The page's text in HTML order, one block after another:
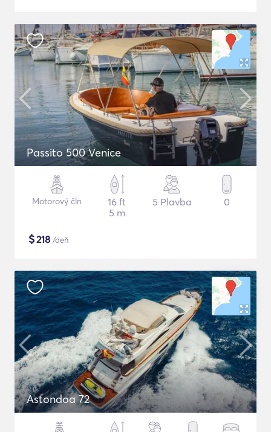
Passito 500 Venice
Motorový čln
16 ft
5 m
5 Plavba 0
$218 /deň
Astondoa 72